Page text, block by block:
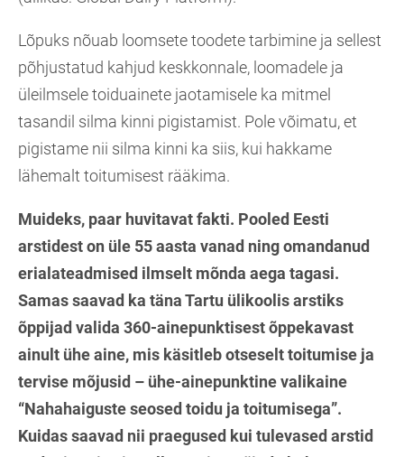
Lõpuks nõuab loomsete toodete tarbimine ja sellest
põhjustatud kahjud keskkonnale, loomadele ja
üleilmsele toiduainete jaotamisele ka mitmel
tasandil silma kinni pigistamist. Pole võimatu, et
pigistame nii silma kinni ka siis, kui hakkame
lähemalt toitumisest rääkima.
Muideks, paar huvitavat fakti. Pooled Eesti
arstidest on üle 55 aasta vanad ning omandanud
erialateadmised ilmselt mõnda aega tagasi.
Samas saavad ka täna Tartu ülikoolis arstiks
õppijad valida 360-ainepunktisest õppekavast
ainult ühe aine, mis käsitleb otseselt toitumise ja
tervise mõjusid – ühe-ainepunktine valikaine
“Nahahaiguste seosed toidu ja toitumisega”.
Kuidas saavad nii praegused kui tulevased arstid